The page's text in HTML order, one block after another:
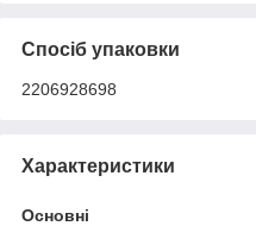
Спосіб упаковки
2206928698
Характеристики
Основні